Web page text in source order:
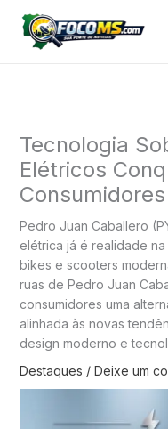
para
Tecnologia
Elétricos
Pedro Juan Caballero
elétrica já é realidade
bikes e scooters
ruas de Pedro Juan
consumidores uma
alinhada às novas
design moderno e
Destaques / Deixe um